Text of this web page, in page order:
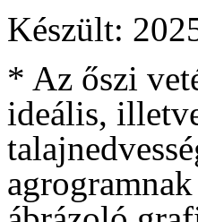
Készült:
* Az őszi
ideális,